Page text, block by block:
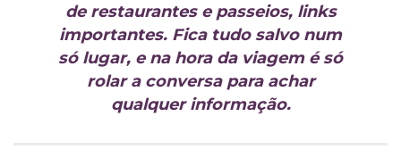
de restaurantes e passeios, links
importantes. Fica tudo salvo num
só lugar, e na hora da viagem é só
rolar a conversa para achar
qualquer informação.